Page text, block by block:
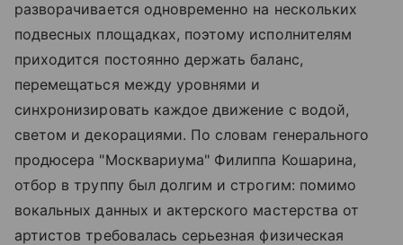
разворачивается одновременно на нескольких
подвесных площадках, поэтому исполнителям
приходится постоянно держать баланс,
перемещаться между уровнями и
синхронизировать каждое движение с водой,
светом и декорациями. По словам генерального
продюсера "Москвариума" Филиппа Кошарина,
отбор в труппу был долгим и строгим: помимо
вокальных данных и актерского мастерства от
артистов требовалась серьезная физическая